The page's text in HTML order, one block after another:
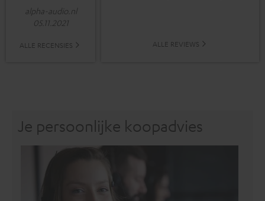
alpha-audio.nl
05.11.2021
ALLE RECENSIES ALLE REVIEWS
Je persoonlijke koopadvies